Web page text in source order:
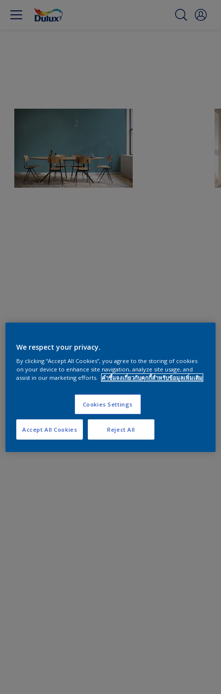
We respect your privacy.
By clicking “Accept All Cookies”, you agree to the storing of cookies
on your device to enhance site navigation, analyze site usage, and
assist in our marketing efforts.
คำชี้แจงเกี่ยวกับคุกกี้สำหรับข้อมูลเพิ่มเติม
Cookies Settings
Reject All
Accept All Cookies